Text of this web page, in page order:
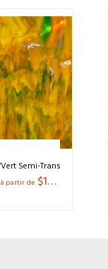
Semi-Transparent
à partir de $15.20